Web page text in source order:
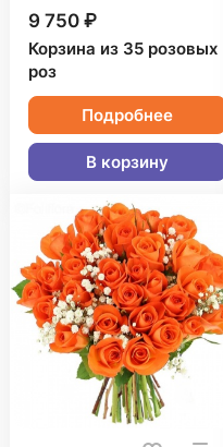
9 750 ₽
Корзина из 35 розовых
роз
Подробнее
В корзину